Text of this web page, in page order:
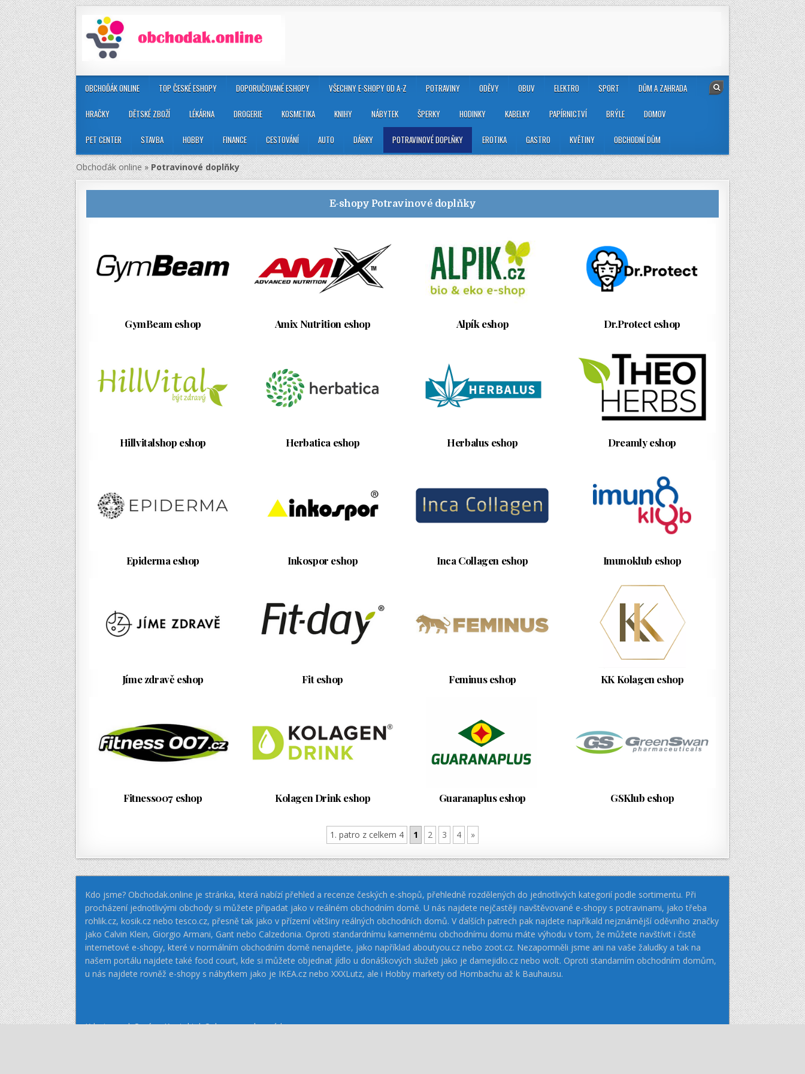
OBCHOĎÁK ONLINE TOP ČESKÉ ESHOPY DOPORUČOVANÉ ESHOPY VŠECHNY E-SHOPY OD A-Z POTRAVINY ODĚVY OBUV ELEKTRO SPORT DŮM A ZAHRADA
HRAČKY DĚTSKÉ ZBOŽÍ LÉKÁRNA DROGERIE KOSMETIKA KNIHY NÁBYTEK ŠPERKY HODINKY KABELKY PAPÍRNICTVÍ BRÝLE DOMOV
PET CENTER STAVBA HOBBY FINANCE CESTOVÁNÍ AUTO DÁRKY POTRAVINOVÉ DOPLŇKY EROTIKA GASTRO KVĚTINY OBCHODNÍ DŮM
Obchoďák online»Potravinové doplňky
E-shopy Potravinové doplňky
GymBeam eshop Amix Nutrition eshop Alpík eshop Dr.Protect eshop
Hillvitalshop eshop Herbatica eshop Herbalus eshop Dreamly eshop
Epiderma eshop Inkospor eshop Inca Collagen eshop Imunoklub eshop
Jíme zdravě eshop Fit eshop Feminus eshop KK Kolagen eshop
Fitness007 eshop Kolagen Drink eshop Guaranaplus eshop GSKlub eshop
1. patro z celkem 4 1 2 3 4 »
Kdo jsme? Obchodak.online je stránka, která nabízí přehled a recenze českých e-shopů, přehledně rozdělených do jednotlivých kategorií podle sortimentu. Při
procházení jednotlivými obchody si můžete připadat jako v reálném obchodním domě. U nás najdete nejčastěji navštěvované e-shopy s potravinami, jako třeba
rohlik.cz, kosik.cz nebo tesco.cz, přesně tak jako v přízemí většiny reálných obchodních domů. V dalších patrech pak najdete napříkald nejznámější oděvního značky
jako Calvin Klein, Giorgio Armani, Gant nebo Calzedonia. Oproti standardnímu kamennému obchodnímu domu máte výhodu v tom, že můžete navštívit i čistě
internetové e-shopy, které v normálním obchodním domě nenajdete, jako například aboutyou.cz nebo zoot.cz. Nezapomněli jsme ani na vaše žaludky a tak na
našem portálu najdete také food court, kde si můžete objednat jídlo u donáškových služeb jako je damejidlo.cz nebo wolt. Oproti standarním obchodním domům,
u nás najdete rovněž e-shopy s nábytkem jako je IKEA.cz nebo XXXLutz, ale i Hobby markety od Hornbachu až k Bauhausu.
Kdo jsme: |O nás - Kontakt|Ochrana soukromí|